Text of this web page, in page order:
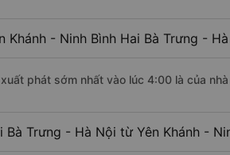
Khánh - Ninh Bình Hai Bà Trưng -
phát sớm nhất vào lúc 4:00 là của nhà
Bà Trưng - Hà Nội từ Yên Khánh -